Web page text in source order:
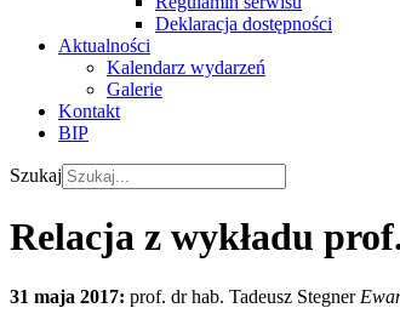
Deklaracja dostępności
Aktualności
Kalendarz wydarzeń
Galerie
Kontakt
BIP
Szukaj
Relacja z wykładu
31 maja 2017: prof. dr hab. Tadeusz Stegner